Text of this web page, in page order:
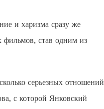
и харизма сразу же
фильмов, став одним из
серьезных отношений
с которой Янковский